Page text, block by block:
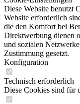
Diese Website benutzt
Website erforderlich
die den Komfort bei
Direktwerbung dienen
und sozialen
Zustimmung gesetzt.
Konfiguration
Technisch erforderlich
Diese Cookies sind für